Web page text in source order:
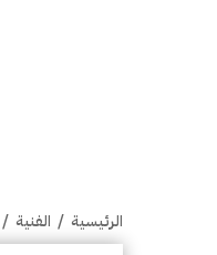
الرئيسية / الفنية /